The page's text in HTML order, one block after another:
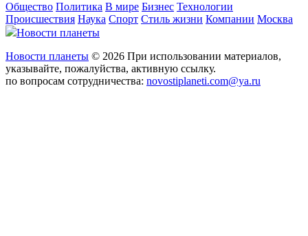
Общество Политика В мире Бизнес Технологии
Происшествия Наука Спорт Стиль жизни Компании Москва
Новости планеты
Новости планеты © 2026 При использовании материалов,
указывайте, пожалуйства, активную ссылку.
по вопросам сотрудничества: novostiplaneti.com@ya.ru